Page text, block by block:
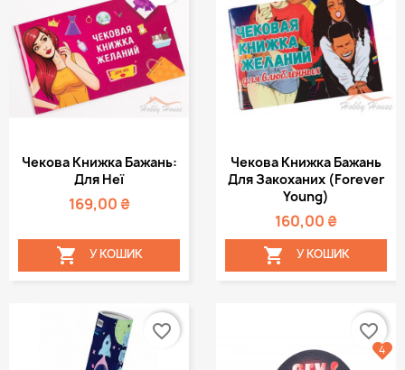
Чекова Книжка Бажань:
Для Неї
169,00 ₴
 У КОШИК
Чекова Книжка Бажань
Для Закоханих (Forever
Young)
160,00 ₴
 У КОШИК
favorite_border favorite_border
4